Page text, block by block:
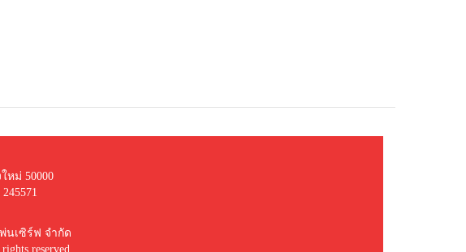
หม่ 50000
นเซิร์ฟ จำกัด
reserved.